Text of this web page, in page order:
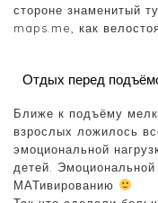
стороне знаменитый
maps.me, как
Отдых перед
Ближе к подъёму
взрослых ложилось
эмоциональной
детей.
МАТивированию